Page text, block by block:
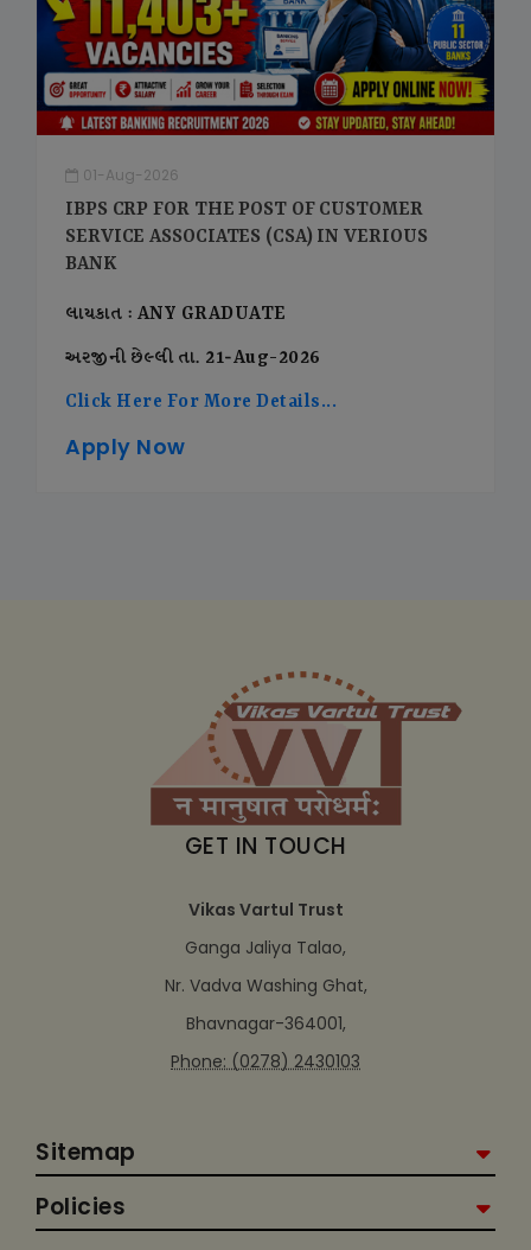
01-Aug-2026
IBPS CRP FOR THE POST OF CUSTOMER
SERVICE ASSOCIATES (CSA) IN VERIOUS
BANK
લાયકાત : ANY GRADUATE
અરજીની છેલ્લી તા. 21-Aug-2026
Click Here For More Details...
Apply Now
GET IN TOUCH
Vikas Vartul Trust
Ganga Jaliya Talao,
Nr. Vadva Washing Ghat,
Bhavnagar-364001,
Phone: (0278) 2430103
Sitemap
Policies